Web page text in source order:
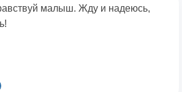
малыш. Жду и надеюсь,